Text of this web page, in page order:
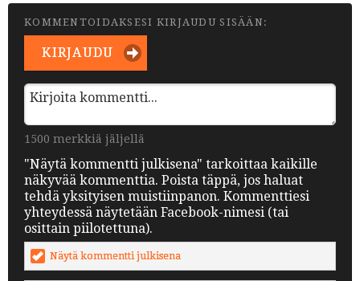
KOMMENTOIDAKSESI KIRJAUDU SISÄÄN:
KIRJAUDU
1500 merkkiä jäljellä
"Näytä kommentti julkisena" tarkoittaa kaikille
näkyvää kommenttia. Poista täppä, jos haluat
tehdä yksityisen muistiinpanon. Kommenttiesi
yhteydessä näytetään Facebook-nimesi (tai
osittain piilotettuna).
Näytä kommentti julkisena